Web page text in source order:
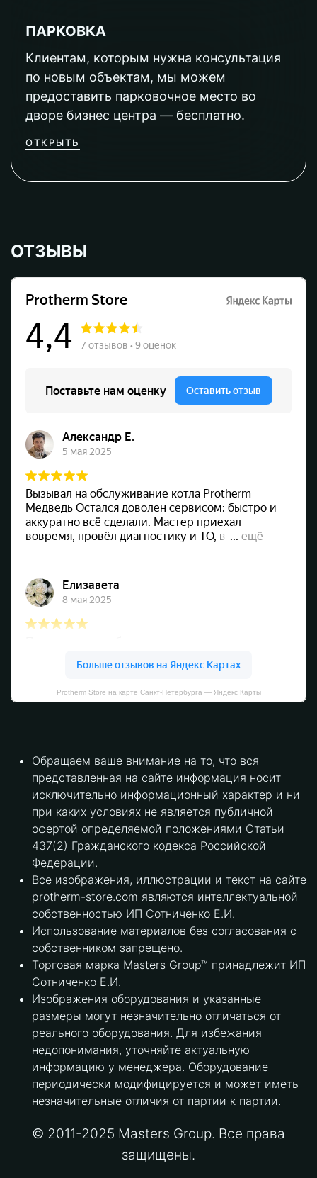
ПАРКОВКА
Клиентам, которым нужна консультация
по новым объектам, мы можем
предоставить парковочное место во
дворе бизнес центра — бесплатно.
ОТКРЫТЬ
ОТЗЫВЫ
Protherm Store на карте Санкт‑Петербурга — Яндекс Карты
Обращаем ваше внимание на то, что вся
представленная на сайте информация носит
исключительно информационный характер и ни
при каких условиях не является публичной
офертой определяемой положениями Статьи
437(2) Гражданского кодекса Российской
Федерации.
Все изображения, иллюстрации и текст на сайте
protherm-store.com являются интеллектуальной
собственностью ИП Сотниченко Е.И.
Использование материалов без согласования с
собственником запрещено.
Торговая марка Masters Group™ принадлежит ИП
Сотниченко Е.И.
Изображения оборудования и указанные
размеры могут незначительно отличаться от
реального оборудования. Для избежания
недопонимания, уточняйте актуальную
информацию у менеджера. Оборудование
периодически модифицируется и может иметь
незначительные отличия от партии к партии.
© 2011-2025 Masters Group. Все права
защищены.